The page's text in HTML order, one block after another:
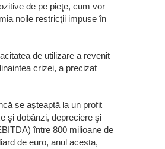
de pe pieţe, cum vor
noile restricţii impuse în
de utilizare a revenit
crizei, a precizat
se aşteaptă la un profit
şi dobânzi, depreciere şi
între 800 milioane de
de euro, anul acesta,